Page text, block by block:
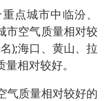
点城市中临汾、
市空气质量相对较
);海口、黄山、拉
相对较好。
气质量相对较好的